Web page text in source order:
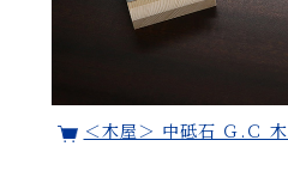
＜木屋＞ 中砥石 Ｇ.Ｃ